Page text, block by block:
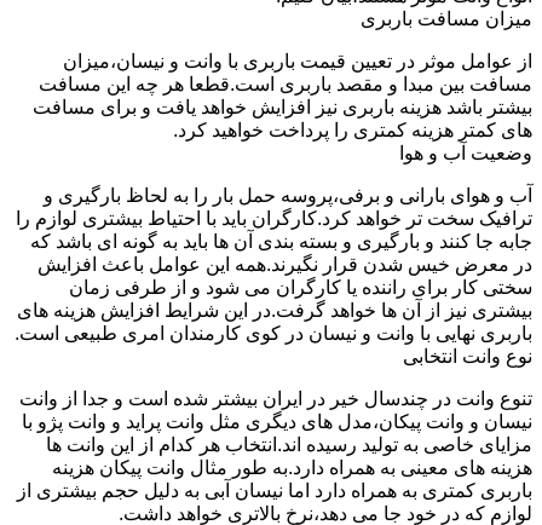
میزان مسافت باربری
از عوامل موثر در تعیین قیمت باربری با وانت و نیسان،میزان
مسافت بین مبدا و مقصد باربری است.قطعا هر چه این مسافت
بیشتر باشد هزینه باربری نیز افزایش خواهد یافت و برای مسافت
های کمتر هزینه کمتری را پرداخت خواهید کرد.
وضعیت آب و هوا
آب و هوای بارانی و برفی،پروسه حمل بار را به لحاظ بارگیری و
ترافیک سخت تر خواهد کرد.کارگران باید با احتیاط بیشتری لوازم را
جابه جا کنند و بارگیری و بسته بندی آن ها باید به گونه ای باشد که
در معرض خیس شدن قرار نگیرند.همه این عوامل باعث افزایش
سختی کار برای راننده یا کارگران می شود و از طرفی زمان
بیشتری نیز از آن ها خواهد گرفت.در این شرایط افزایش هزینه های
باربری نهایی با وانت و نیسان در کوی کارمندان امری طبیعی است.
نوع وانت انتخابی
تنوع وانت در چندسال خیر در ایران بیشتر شده است و جدا از وانت
نیسان و وانت پیکان،مدل های دیگری مثل وانت پراید و وانت پژو با
مزایای خاصی به تولید رسیده اند.انتخاب هر کدام از این وانت ها
هزینه های معینی به همراه دارد.به طور مثال وانت پیکان هزینه
باربری کمتری به همراه دارد اما نیسان آبی به دلیل حجم بیشتری از
لوازم که در خود جا می دهد،نرخ بالاتری خواهد داشت.